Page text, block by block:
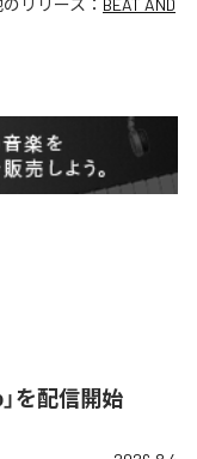
リリース： BEAT AND
を配信開始